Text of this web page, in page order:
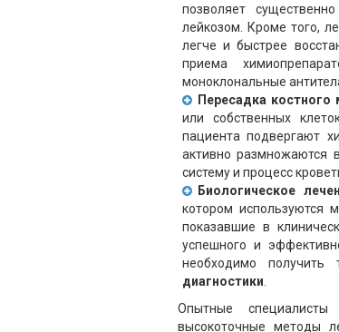
позволяет
лейкозом. Кроме того,
легче и быстрее
приема
моноклональные
Пересадка костного
или собственных
пациента подвергают
активно размножаются
систему и процесс
Биологическое
котором используются
показавшие в
успешного и
необходимо получить
диагностики
Опытные
высокоточные методы